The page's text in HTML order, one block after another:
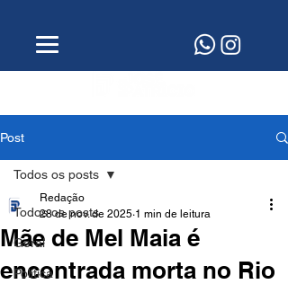
Post
Todos os posts
Geral
Política
Todos os posts
Mãe de Mel Maia é
encontrada morta no Rio
Redação
28 de nov. de 2025 1 min de leitura